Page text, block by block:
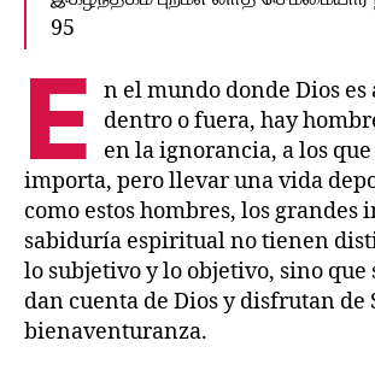
95
E
n el mundo donde Dios es
dentro o fuera, hay
en la ignorancia, a los
importa, pero llevar una vida
como estos hombres, los grandes
sabiduría espiritual no tienen
lo subjetivo y lo objetivo, sino que
dan cuenta de Dios y disfrutan de
bienaventuranza.